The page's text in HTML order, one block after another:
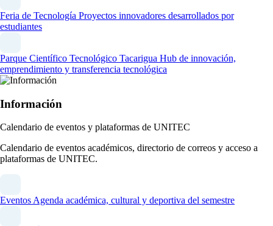
Feria de Tecnología Proyectos innovadores desarrollados por
estudiantes
Parque Científico Tecnológico Tacarigua Hub de innovación,
emprendimiento y transferencia tecnológica
Información
Calendario de eventos y plataformas de UNITEC
Calendario de eventos académicos, directorio de correos y acceso a
plataformas de UNITEC.
Eventos Agenda académica, cultural y deportiva del semestre